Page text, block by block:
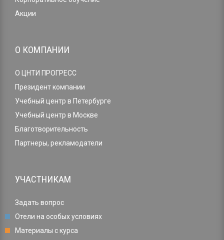
Акции
О КОМПАНИИ
О ЦНТИ ПРОГРЕСС
Президент компании
Учебный центр в Петербурге
Учебный центр в Москве
Благотворительность
Партнеры, рекламодатели
УЧАСТНИКАМ
Задать вопрос
Отели на особых условиях
Материалы с курса